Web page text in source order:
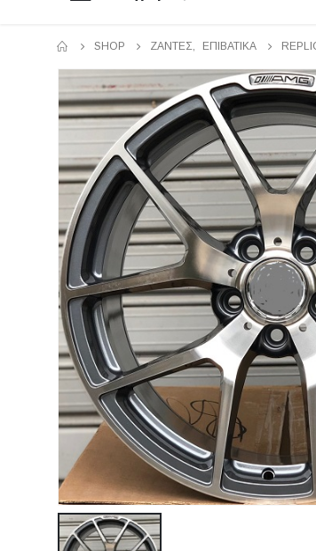
SHOP ΖΆΝΤΕΣ, ΕΠΙΒΑΤΙΚΑ